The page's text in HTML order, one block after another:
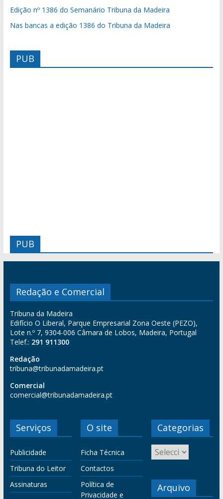
Edição nº 1386 do Semanário Tribuna da Madeira
Nas bancas a edição 1386 do Tribuna da Madeira
PUB
PUB
Redação e Comercial
Tribuna da Madeira
Edifício O Liberal, Parque Empresarial Zona Oeste (PEZO),
Lote n.º 7, 9304-006 Câmara de Lobos, Madeira, Portugal
Telef.: 291 911300
Redação
tribuna@tribunadamadeira.pt
Comercial
comercial@tribunadamadeira.pt
Serviços
Publicidade
Tribuna do Leitor
Assinaturas
O site
Ficha Técnica
Contactos
Política de
Privacidade e
Categorias
Arquivo